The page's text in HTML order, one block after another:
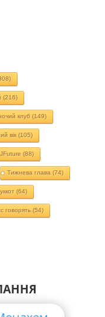
(216)
клуб (149)
вік(105)
JFuture (88)
Тижнева глава (74)
(64)
говорять (54)